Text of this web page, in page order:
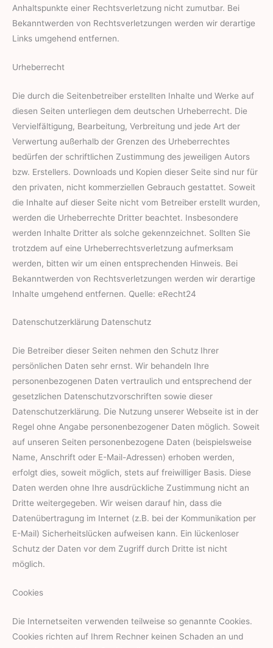
Anhaltspunkte einer Rechtsverletzung nicht zumutbar. Bei
Bekanntwerden von Rechtsverletzungen werden wir derartige
Links umgehend entfernen.
Urheberrecht
Die durch die Seitenbetreiber erstellten Inhalte und Werke auf
diesen Seiten unterliegen dem deutschen Urheberrecht. Die
Vervielfältigung, Bearbeitung, Verbreitung und jede Art der
Verwertung außerhalb der Grenzen des Urheberrechtes
bedürfen der schriftlichen Zustimmung des jeweiligen Autors
bzw. Erstellers. Downloads und Kopien dieser Seite sind nur für
den privaten, nicht kommerziellen Gebrauch gestattet. Soweit
die Inhalte auf dieser Seite nicht vom Betreiber erstellt wurden,
werden die Urheberrechte Dritter beachtet. Insbesondere
werden Inhalte Dritter als solche gekennzeichnet. Sollten Sie
trotzdem auf eine Urheberrechtsverletzung aufmerksam
werden, bitten wir um einen entsprechenden Hinweis. Bei
Bekanntwerden von Rechtsverletzungen werden wir derartige
Inhalte umgehend entfernen. Quelle: eRecht24
Datenschutzerklärung Datenschutz
Die Betreiber dieser Seiten nehmen den Schutz Ihrer
persönlichen Daten sehr ernst. Wir behandeln Ihre
personenbezogenen Daten vertraulich und entsprechend der
gesetzlichen Datenschutzvorschriften sowie dieser
Datenschutzerklärung. Die Nutzung unserer Webseite ist in der
Regel ohne Angabe personenbezogener Daten möglich. Soweit
auf unseren Seiten personenbezogene Daten (beispielsweise
Name, Anschrift oder E-Mail-Adressen) erhoben werden,
erfolgt dies, soweit möglich, stets auf freiwilliger Basis. Diese
Daten werden ohne Ihre ausdrückliche Zustimmung nicht an
Dritte weitergegeben. Wir weisen darauf hin, dass die
Datenübertragung im Internet (z.B. bei der Kommunikation per
E-Mail) Sicherheitslücken aufweisen kann. Ein lückenloser
Schutz der Daten vor dem Zugriff durch Dritte ist nicht
möglich.
Cookies
Die Internetseiten verwenden teilweise so genannte Cookies.
Cookies richten auf Ihrem Rechner keinen Schaden an und